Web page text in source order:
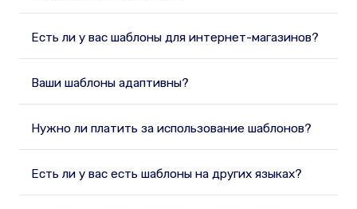
Есть ли у вас шаблоны для интернет-магазинов?
Ваши шаблоны адаптивны?
Нужно ли платить за использование шаблонов?
Есть ли у вас есть шаблоны на других языках?